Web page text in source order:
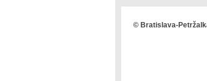
© Bratislava-